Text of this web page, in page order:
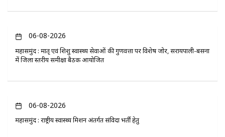
06-08-2026
महासमुंद : मातृ एवं शिशु स्वास्थ्य सेवाओं की गुणवत्ता पर विशेष जोर, सरायपाली-बसना
में जिला स्तरीय समीक्षा बैठक आयोजित
06-08-2026
महासमुंद : राष्ट्रीय स्वास्थ्य मिशन अंतर्गत संविदा भर्ती हेतु